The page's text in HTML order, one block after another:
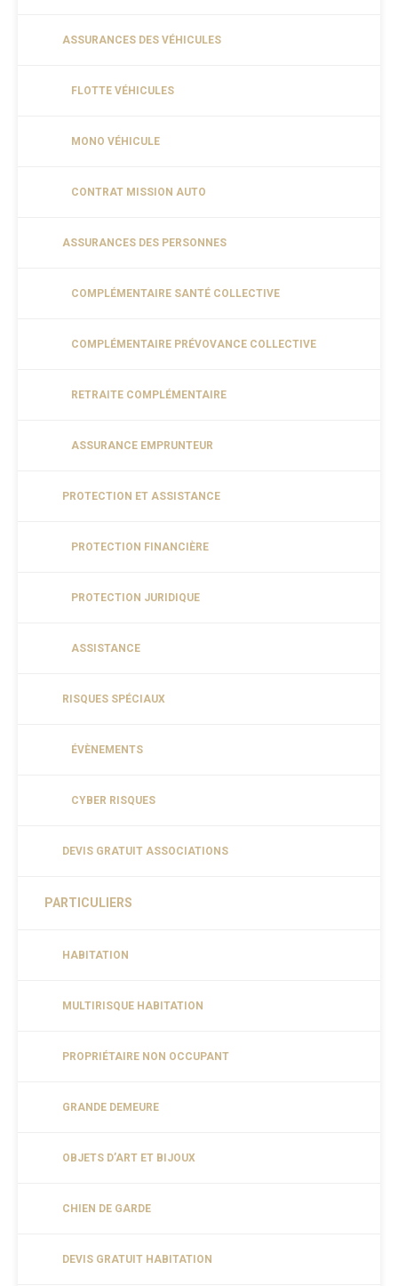
ASSURANCES DES VÉHICULES
FLOTTE VÉHICULES
MONO VÉHICULE
CONTRAT MISSION AUTO
ASSURANCES DES PERSONNES
COMPLÉMENTAIRE SANTÉ COLLECTIVE
COMPLÉMENTAIRE PRÉVOVANCE COLLECTIVE
RETRAITE COMPLÉMENTAIRE
ASSURANCE EMPRUNTEUR
PROTECTION ET ASSISTANCE
PROTECTION FINANCIÈRE
PROTECTION JURIDIQUE
ASSISTANCE
RISQUES SPÉCIAUX
ÉVÈNEMENTS
CYBER RISQUES
DEVIS GRATUIT ASSOCIATIONS
PARTICULIERS
HABITATION
MULTIRISQUE HABITATION
PROPRIÉTAIRE NON OCCUPANT
GRANDE DEMEURE
OBJETS D’ART ET BIJOUX
CHIEN DE GARDE
DEVIS GRATUIT HABITATION